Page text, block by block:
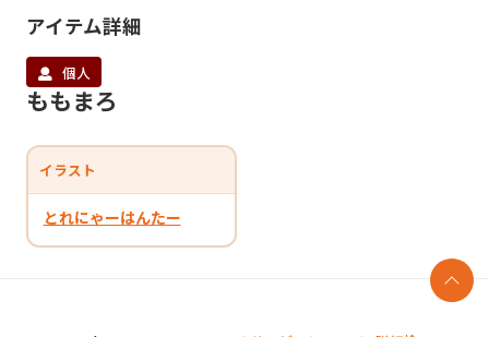
アイテム詳細
個人
ももまろ
イラスト
とれにゃーはんたー